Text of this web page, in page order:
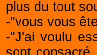
plus du tout
-"vous vous
-"J'ai voulu
sont